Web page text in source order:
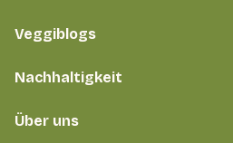
Veggiblogs
Nachhaltigkeit
Über uns